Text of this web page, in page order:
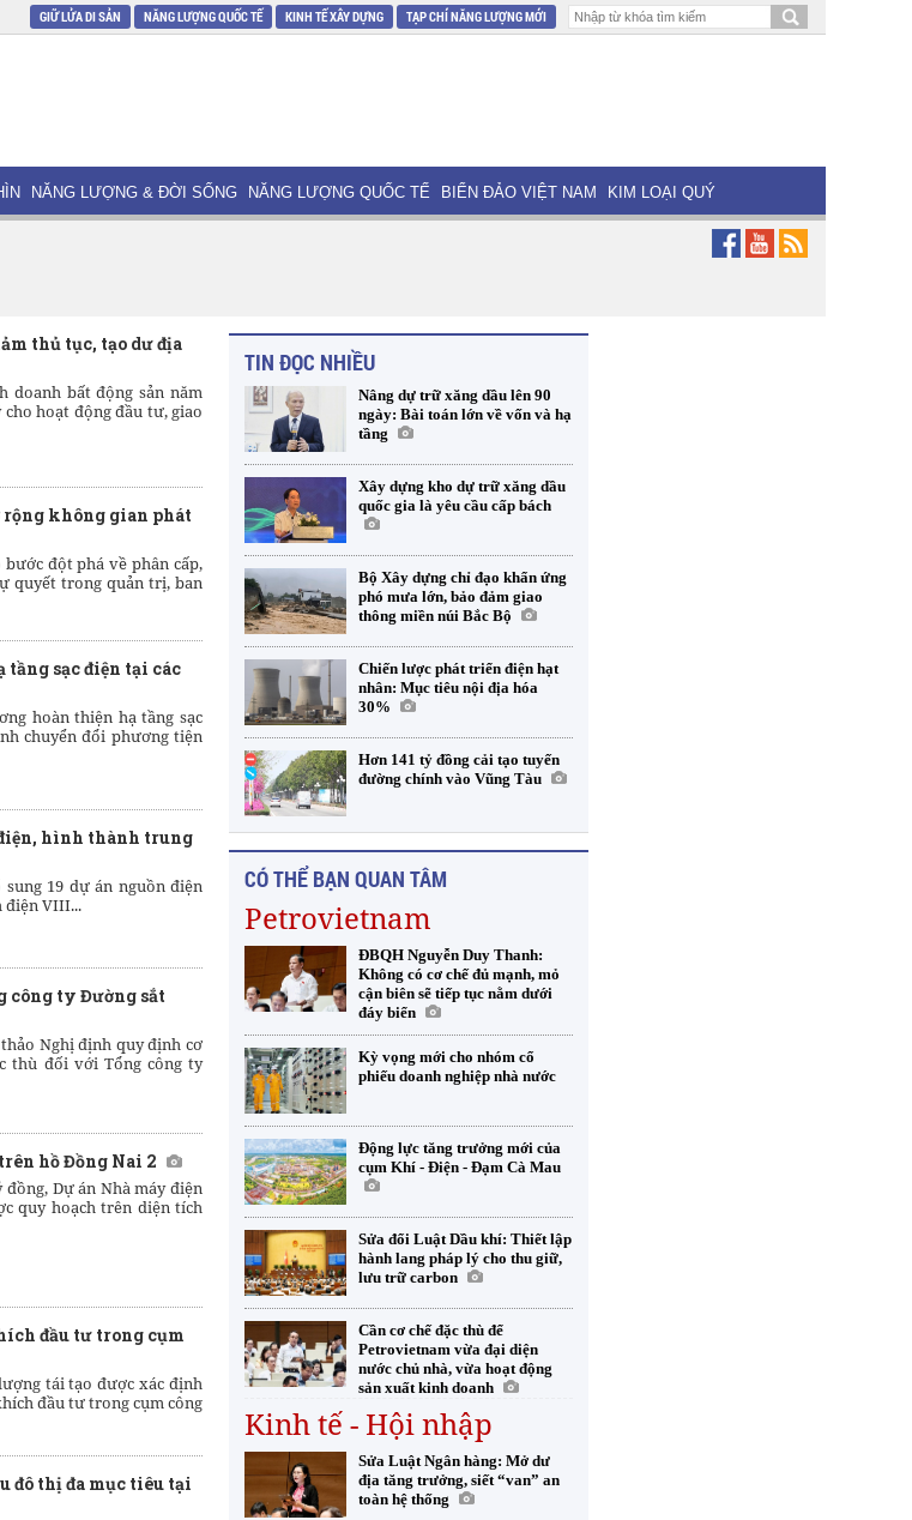
GIỮ LỬA DI SẢN NĂNG LƯỢNG QUỐC TẾ KINH TẾ XÂY DỰNG TẠP CHÍ NĂNG LƯỢNG MỚI
NĂNG LƯỢNG & ĐỜI SỐNG NĂNG LƯỢNG QUỐC TẾ BIỂN ĐẢO VIỆT NAM KIM LOẠI QUÝ
thủ tục, tạo dư địa
doanh bất động sản năm
hoạt động đầu tư, giao
rộng không gian phát
đột phá về phân cấp,
quyết trong quản trị, ban
sạc điện tại các
hoàn thiện hạ tầng sạc
chuyển đổi phương tiện
điện, hình thành trung
sung 19 dự án nguồn điện
điện VIII...
công ty Đường sắt
Nghị định quy định cơ
thù đối với Tổng công ty
hồ Đồng Nai 2
Dự án Nhà máy điện
quy hoạch trên diện tích
đầu tư trong cụm
tái tạo được xác định
đầu tư trong cụm công
đô thị đa mục tiêu tại
TIN ĐỌC NHIỀU
Nâng dự trữ xăng dầu lên 90
ngày: Bài toán lớn về vốn và hạ
tầng
Xây dựng kho dự trữ xăng dầu
quốc gia là yêu cầu cấp bách
Bộ Xây dựng chỉ đạo khẩn ứng
phó mưa lớn, bảo đảm giao
thông miền núi Bắc Bộ
Chiến lược phát triển điện hạt
nhân: Mục tiêu nội địa hóa
30%
Hơn 141 tỷ đồng cải tạo tuyến
đường chính vào Vũng Tàu
CÓ THỂ BẠN QUAN TÂM
Petrovietnam
ĐBQH Nguyễn Duy Thanh:
Không có cơ chế đủ mạnh, mỏ
cận biên sẽ tiếp tục nằm dưới
đáy biển
Kỳ vọng mới cho nhóm cổ
phiếu doanh nghiệp nhà nước
Động lực tăng trưởng mới của
cụm Khí - Điện - Đạm Cà Mau
Sửa đổi Luật Dầu khí: Thiết lập
hành lang pháp lý cho thu giữ,
lưu trữ carbon
Cần cơ chế đặc thù để
Petrovietnam vừa đại diện
nước chủ nhà, vừa hoạt động
sản xuất kinh doanh
Kinh tế - Hội nhập
Sửa Luật Ngân hàng: Mở dư
địa tăng trưởng, siết “van” an
toàn hệ thống